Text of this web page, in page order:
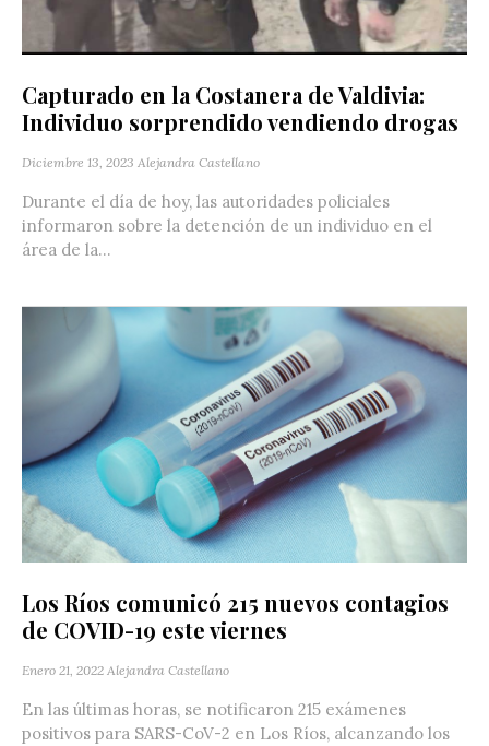
Capturado en la Costanera de Valdivia:
Individuo sorprendido vendiendo drogas
Diciembre 13, 2023 Alejandra Castellano
Durante el día de hoy, las autoridades policiales
informaron sobre la detención de un individuo en el
área de la...
Los Ríos comunicó 215 nuevos contagios
de COVID-19 este viernes
Enero 21, 2022 Alejandra Castellano
En las últimas horas, se notificaron 215 exámenes
positivos para SARS-CoV-2 en Los Ríos, alcanzando los